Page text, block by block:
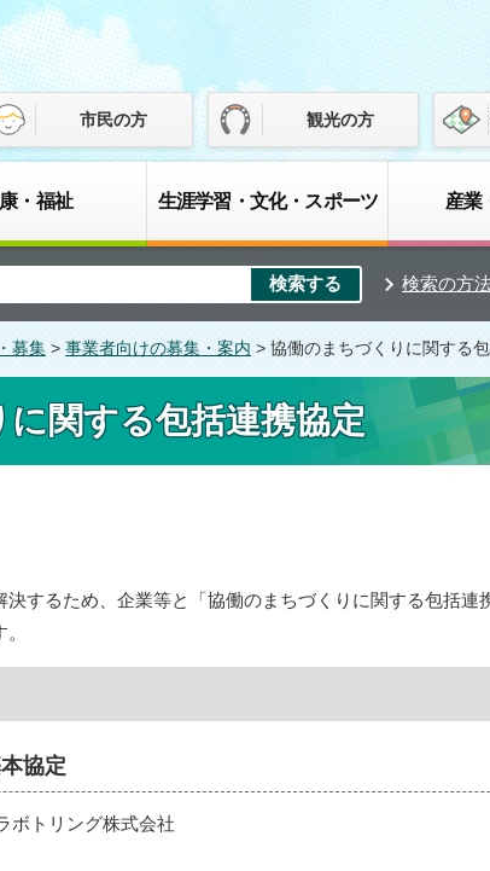
市民の方 観光の方
・福祉 生涯学習・文化・スポーツ 産業
検索の方
募集 > 事業者向けの募集・案内 > 協働のまちづくりに関する
関する包括連携協定
するため、企業等と「協働のまちづくりに関する包括連
協定
ボトリング株式会社